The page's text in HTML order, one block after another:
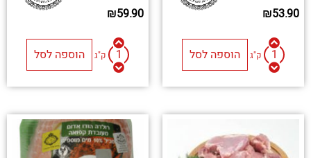
₪53.90
ק"ג הוספה לסל
₪59.90
ק"ג הוספה לסל